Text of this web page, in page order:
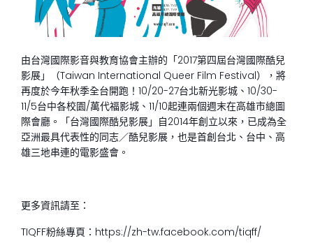
由台灣國際影音與教育協會主辦的「2017第四屆台灣國際酷兒
影展」（Taiwan International Queer Film Festival），將
再度於今年秋季全台開跑！10/20-27台北新光影城、10/30-
11/5台中各校園/萬代福影城、11/10起連兩個週末在高雄市總圖
際會廳。「台灣國際酷兒影展」自2014年創立以來，已成為全
亞洲最具代表性的同志／酷兒影展，也是首創台北、台中、高
雄三地串連的電影盛會。
更多資訊請至：
TIQFF粉絲專頁：https://zh-tw.facebook.com/tiqff/